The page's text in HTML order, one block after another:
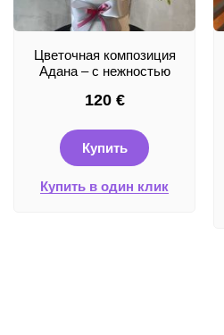
Цветочная композиция
Адана – с нежностью
120 €
Купить
Купить в один клик